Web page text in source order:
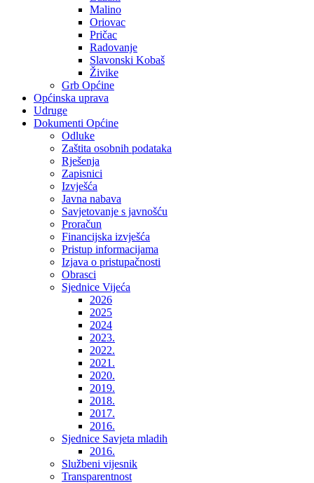
Malino
Oriovac
Pričac
Radovanje
Slavonski Kobaš
Živike
Grb Općine
Općinska uprava
Udruge
Dokumenti Općine
Odluke
Zaštita osobnih podataka
Rješenja
Zapisnici
Izvješća
Javna nabava
Savjetovanje s javnošću
Proračun
Financijska izvješća
Pristup informacijama
Izjava o pristupačnosti
Obrasci
Sjednice Vijeća
2026
2025
2024
2023.
2022.
2021.
2020.
2019.
2018.
2017.
2016.
Sjednice Savjeta mladih
2016.
Službeni vijesnik
Transparentnost